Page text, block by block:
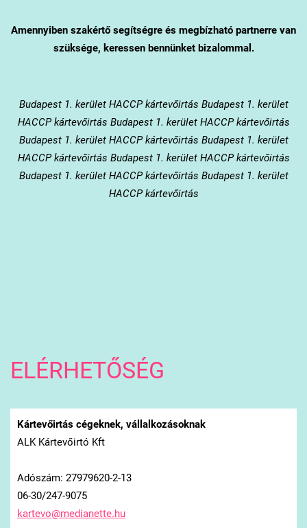
Amennyiben szakértő segítségre és megbízható partnerre van
szüksége, keressen bennünket bizalommal.
Budapest 1. kerületHACCP kártevőirtás Budapest 1. kerület
HACCP kártevőirtás Budapest 1. kerület HACCP kártevőirtás
Budapest 1. kerület HACCP kártevőirtás Budapest 1. kerület
HACCP kártevőirtás Budapest 1. kerület HACCP kártevőirtás
Budapest 1. kerület HACCP kártevőirtás Budapest 1. kerület
HACCP kártevőirtás
ELÉRHETŐSÉG
Kártevőirtás cégeknek, vállalkozásoknak
ALK Kártevőirtó Kft
Adószám: 27979620-2-13
06-30/247-9075
kartevo@medianette.hu